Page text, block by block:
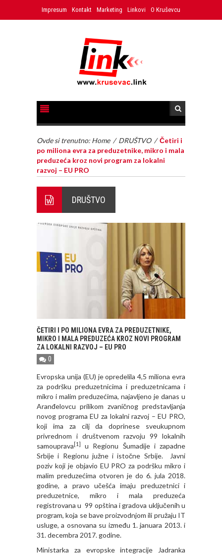
Impresum Kontakt Marketing Linkovi O Kruševcu
Ovde si trenutno: Home / DRUŠTVO /Četiri i
po miliona evra za preduzetnike, mikro i mala
preduzeća kroz novi program za lokalni
razvoj – EU PRO
DRUŠTVO
ČETIRI I PO MILIONA EVRA ZA PREDUZETNIKE,
MIKRO I MALA PREDUZEĆA KROZ NOVI PROGRAM
ZA LOKALNI RAZVOJ – EU PRO
0
Evropska unija (EU) je opredelila 4,5 miliona evra
za podršku preduzetnicima i preduzetnicama i
mikro i malim preduzećima, najavljeno je danas u
Aranđelovcu prilikom zvaničnog predstavljanja
novog programa EU za lokalni razvoj – EU PRO,
koji ima za cilj da doprinese sveukupnom
privrednom i društvenom razvoju 99 lokalnih
samouprava [1]
u Regionu Šumadije i zapadne
Srbije i Regionu južne i istočne Srbije. Javni
poziv koji je objavio EU PRO za podršku mikro i
malim preduzećima otvoren je do 6. jula 2018.
godine, a pravo učešća imaju preduzetnici i
preduzetnice, mikro i mala preduzeća
registrovana u 99 opština i gradova uključenih u
program, koja se bave proizvodnjom ili pružaju IT
usluge, a osnovana su između 1. januara 2013. i
31. decembra 2017. godine.
Ministarka za evropske integracije Jadranka